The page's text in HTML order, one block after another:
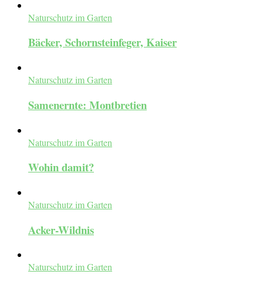
Naturschutz im Garten
Bäcker, Schornsteinfeger, Kaiser
Naturschutz im Garten
Samenernte: Montbretien
Naturschutz im Garten
Wohin damit?
Naturschutz im Garten
Acker-Wildnis
Naturschutz im Garten